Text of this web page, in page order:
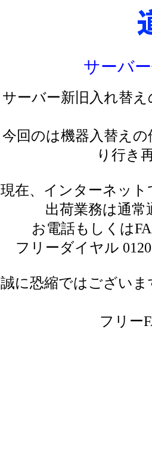
サーバ
サーバー新旧入れ替
今回のは機器入替え
り行き
現在、インターネッ
出荷業務は通
お電話もしくは
フリーダイヤル
誠に恐縮ではござい
フリー